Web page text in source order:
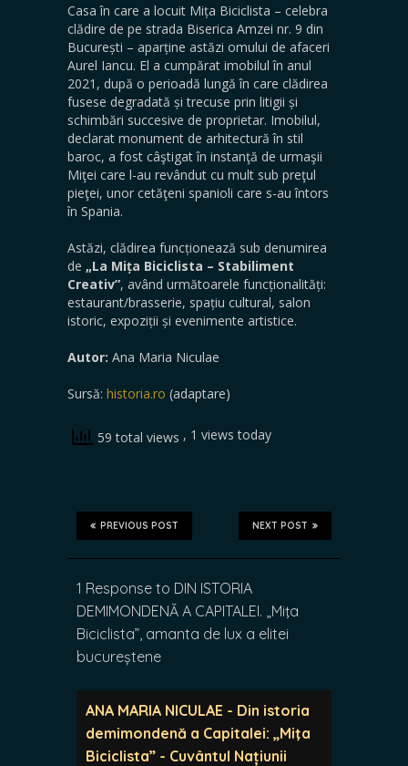
Casa în care a locuit Mița Biciclista – celebra
clădire de pe strada Biserica Amzei nr. 9 din
București – aparține astăzi omului de afaceri
Aurel Iancu. El a cumpărat imobilul în anul
2021, după o perioadă lungă în care clădirea
fusese degradată și trecuse prin litigii și
schimbări succesive de proprietar. Imobilul,
declarat monument de arhitectură în stil
baroc, a fost câştigat în instanţă de urmaşii
Miţei care l-au revândut cu mult sub preţul
pieţei, unor cetăţeni spanioli care s-au întors
în Spania.
Astăzi, clădirea funcționează sub denumirea
de „La Mița Biciclista – Stabiliment
Creativ”, având următoarele funcționalități:
estaurant/brasserie, spațiu cultural, salon
istoric, expoziții și evenimente artistice.
Autor: Ana Maria Niculae
Sursă: historia.ro (adaptare)
59 total views , 1 views today
NEXT POST
PREVIOUS POST
1 Response to DIN ISTORIA
DEMIMONDENĂ A CAPITALEI. „Miţa
Biciclista”, amanta de lux a elitei
bucureștene
ANA MARIA NICULAE - Din istoria
demimondenă a Capitalei: „Miţa
Biciclista” - Cuvântul Națiunii